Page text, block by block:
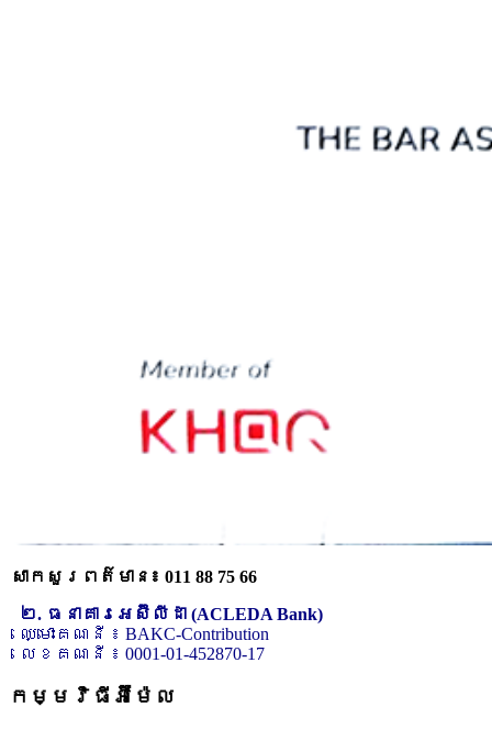
សាកសួរពត៌មាន៖ 011 88 75 66
២. ធនាគារអេស៊ីលីដា (ACLEDA Bank)
ឈ្មោះគណនី ៖ BAKC-Contribution
លេខគណនី ៖ 0001-01-452870-17
កម្មវិធីអ៊ីម៉ែល